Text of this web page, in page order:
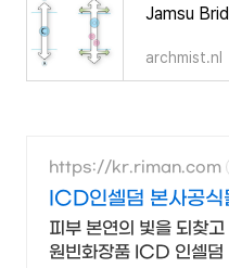
Jamsu
archmist.nl
https://kr.riman.com
ICD인셀덤 본사공식
피부 본연의 빛을 되찾
원빈화장품 ICD 인셀덤